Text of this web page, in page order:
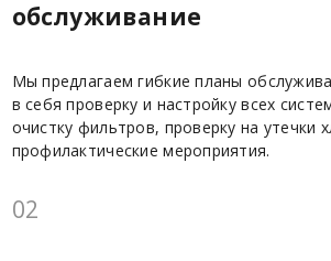
обслуживание
Мы предлагаем гибкие планы
в себя проверку и настройку всех
очистку фильтров, проверку на утечки
профилактические мероприятия.
02